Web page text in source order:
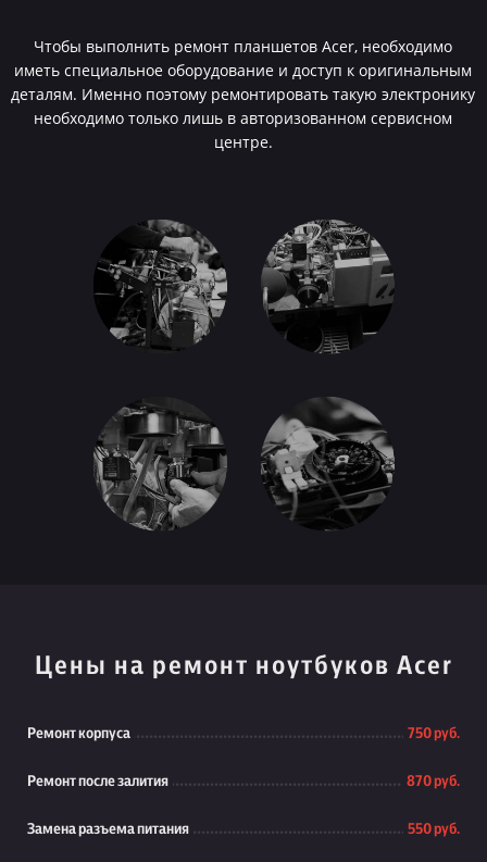
Чтобы выполнить ремонт планшетов Acer, необходимо
иметь специальное оборудование и доступ к оригинальным
деталям. Именно поэтому ремонтировать такую электронику
необходимо только лишь в авторизованном сервисном
центре.
Цены на ремонт ноутбуков Acer
Ремонт корпуса 750 руб.
Ремонт после залития 870 руб.
Замена разъема питания 550 руб.